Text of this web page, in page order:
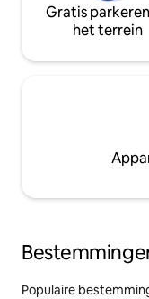
Gratis
het terrein
Populaire